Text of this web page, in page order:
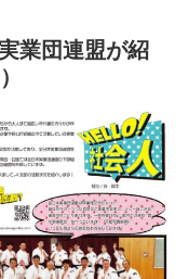
業団連盟が紹